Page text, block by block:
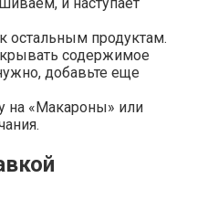
остальным продуктам.
содержимое
добавьте еще
на «Макароны» или